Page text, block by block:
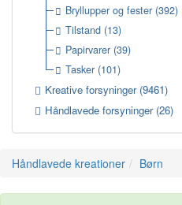
Bryllupper og fester (392)
Tilstand (13)
Papirvarer (39)
Tasker (101)
Kreative forsyninger(9461)
Håndlavede forsyninger(26)
Håndlavede kreationer Børn